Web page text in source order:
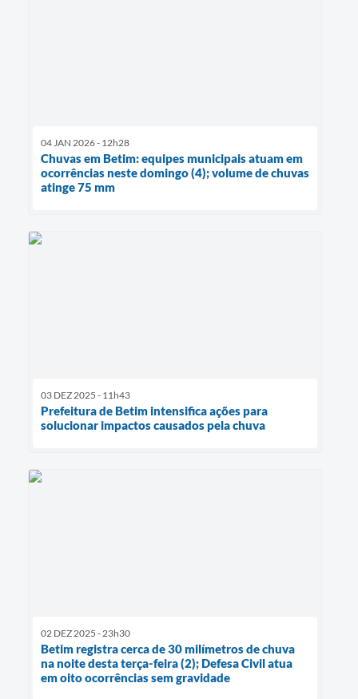
04 JAN 2026 - 12h28
Chuvas em Betim: equipes municipais atuam em
ocorrências neste domingo (4); volume de chuvas
atinge 75 mm
03 DEZ 2025 - 11h43
Prefeitura de Betim intensifica ações para
solucionar impactos causados pela chuva
02 DEZ 2025 - 23h30
Betim registra cerca de 30 milímetros de chuva
na noite desta terça-feira (2); Defesa Civil atua
em oito ocorrências sem gravidade